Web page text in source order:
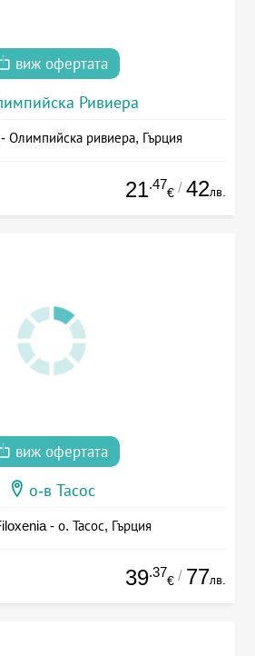
виж офертата
Ривиера
Олимпийска ривиера, Гърция
21.47
€ / 42лв.
виж офертата
о-в Тасос
- о. Тасос, Гърция
39.37
€ / 77лв.